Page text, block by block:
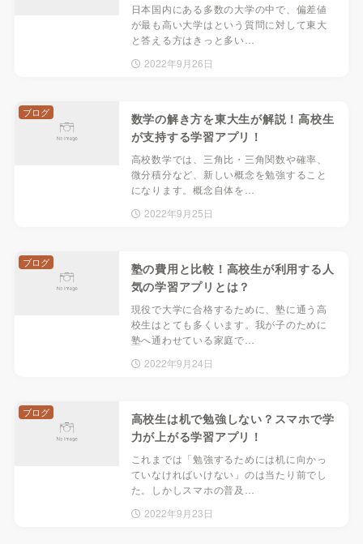
日本国内にある多数の大学の中で、偏差値
が最も高い大学はという質問に対して東大
と答える方はきっと多い…
2022年9月26日
数学の解き方を東大生が解説！高校生
が支持する学習アプリ！
高校数学では、三角比・三角関数や確率、
微分積分など、新しい概念を勉強すること
になります。概念自体を…
2022年9月25日
ブログ
塾の費用と比較！高校生が利用する人
気の学習アプリとは？
現役で大学に合格するために、塾に通う高
校生はとても多くいます。我が子のために
塾へ通わせている家庭で…
2022年9月24日
ブログ
高校生は机で勉強しない？スマホで学
力が上がる学習アプリ！
これまでは「勉強するためには机に向かっ
ていなければいけない」のは当たり前でし
た。しかしスマホの普及…
2022年9月23日
ブログ